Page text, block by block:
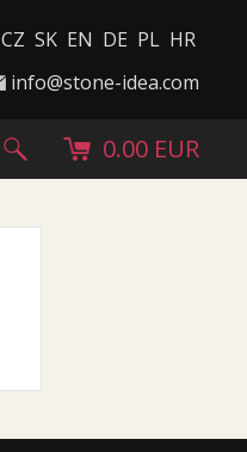
CZ SK EN DE PL HR
info@stone-idea.com
0.00 EUR